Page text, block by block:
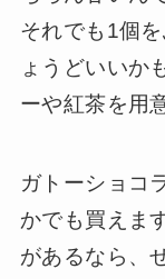
それでも1個
ょうどいいか
ーや紅茶を用
ガトーショコ
かでも買えま
があるなら、